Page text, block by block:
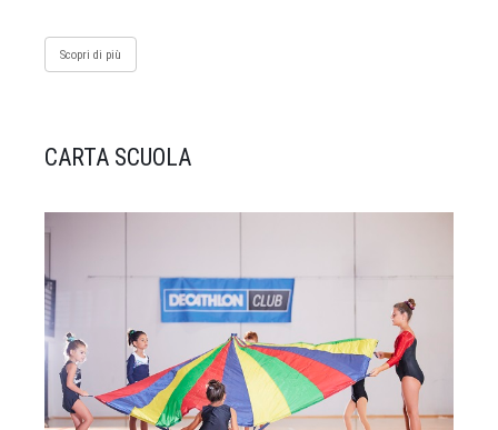
Scopri di più
CARTA SCUOLA